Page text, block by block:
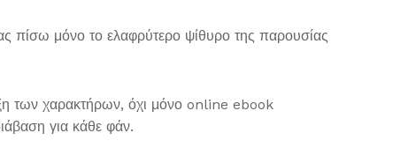
πίσω μόνο το ελαφρύτερο ψίθυρο της παρουσίας
των χαρακτήρων, όχι μόνο online ebook
για κάθε φάν.